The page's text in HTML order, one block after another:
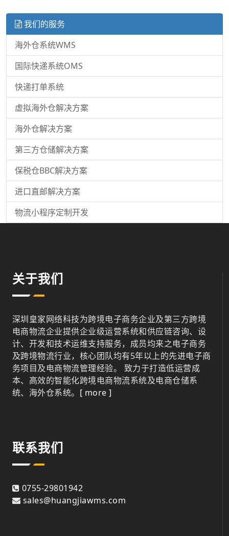
我们的服务
海外仓系统WMS
国际快递系统OMS
快递打单系统
虚拟海外仓解决方案
海外仓解决方案
第三方仓储解决方案
保税仓BBC解决方案
进口直邮解决方案
物流小程序定制开发
关于我们
深圳皇家网络科技为跨境电子商务企业及第三方跨境
电商物流企业提供企业级运营系统和供应链咨询、设
计、开发和技术运维支持服务，成员均来之电子商务
及跨境物流行业，核心团队均有5年以上的先进电子商
务项目及电商物流管理经验。 致力于打造低运营成
本、高效的智能化跨境电商物流系统及电商仓储系
统、海外仓系统。 [ more ]
联系我们
0755-29801942
sales@huangjiawms.com